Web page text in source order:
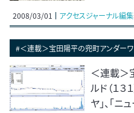
2008/03/01 アクセスジャーナル編
#＜連載＞宝田陽平の兜町アンダー
＜連載＞
ルド（１３
ヤ」、「ニ